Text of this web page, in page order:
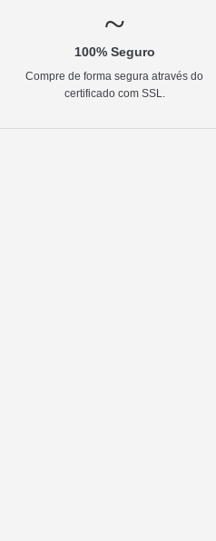
100% Seguro
Compre de forma segura através do
certificado com SSL.